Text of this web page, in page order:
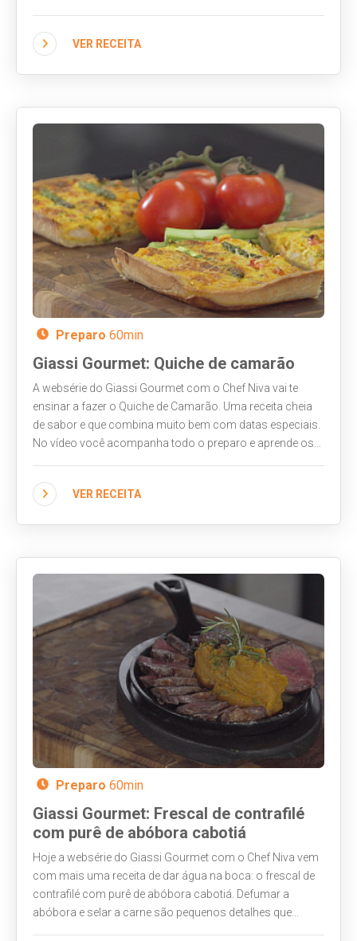
queijo derretendo acompanham perfeitamente a costela.
Assista ao vídeo e veja como fazer!
VER RECEITA
Preparo 60min
Giassi Gourmet: Quiche de camarão
A websérie do Giassi Gourmet com o Chef Niva vai te
ensinar a fazer o Quiche de Camarão. Uma receita cheia
de sabor e que combina muito bem com datas especiais.
No vídeo você acompanha todo o preparo e aprende os
perfeitas!
VER RECEITA
Preparo 60min
Giassi Gourmet: Frescal de contrafilé
com purê de abóbora cabotiá
Hoje a websérie do Giassi Gourmet com o Chef Niva vem
com mais uma receita de dar água na boca: o frescal de
contrafilé com purê de abóbora cabotiá. Defumar a
abóbora e selar a carne são pequenos detalhes que